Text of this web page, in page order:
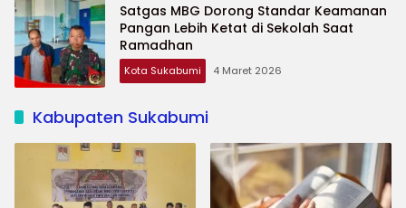
Satgas MBG Dorong Standar Keamanan
Pangan Lebih Ketat di Sekolah Saat
Ramadhan
Kota Sukabumi 4 Maret 2026
Kabupaten Sukabumi